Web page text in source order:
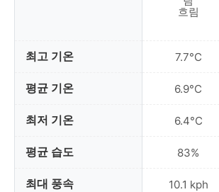
최고 기온
평균 기온
최저 기온
평균 습도
최대 풍속
흐림
7.7°C
6.9°C
6.4°C
83%
10.1 kph